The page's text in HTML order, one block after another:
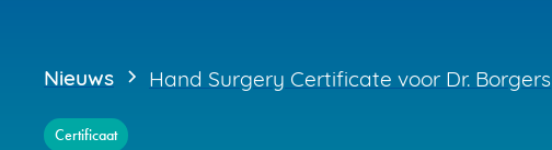
Nieuws Hand Surgery Certificate voor Dr. Borgers
Certificaat